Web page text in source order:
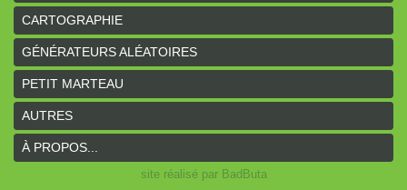
Davy Jones (background)
Sur la route (Coeurs Vaillants)
Earthdawn (Coeurs Vaillants)
Titan&Fils 2020
Paysages
CARTOGRAPHIE
GÉNÉRATEURS ALÉATOIRES
PETIT MARTEAU
AUTRES
À PROPOS...
site réalisé par BadButa